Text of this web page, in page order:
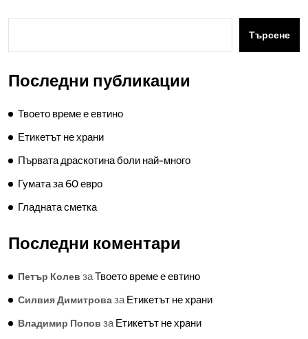
Търсене
Последни публикации
Твоето време е евтино
Етикетът не храни
Първата драскотина боли най-много
Гумата за 60 евро
Гладната сметка
Последни коментари
Петър Колев заТвоето време е евтино
Силвия ДимитровазаЕтикетът не храни
Владимир Попов заЕтикетът не храни